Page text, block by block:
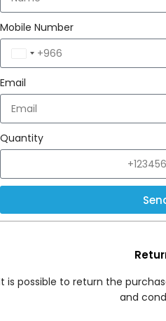
Mobile Number
Saudi
Arabia
+966
Email
Quantity
is possible to return the
and